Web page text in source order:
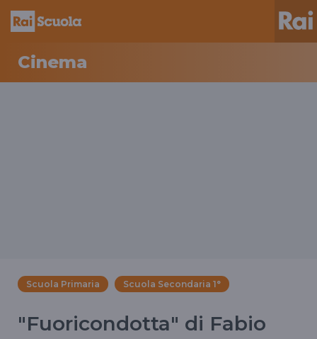
Cinema
Scuola Primaria Scuola Secondaria 1°
"Fuoricondotta" di Fabio